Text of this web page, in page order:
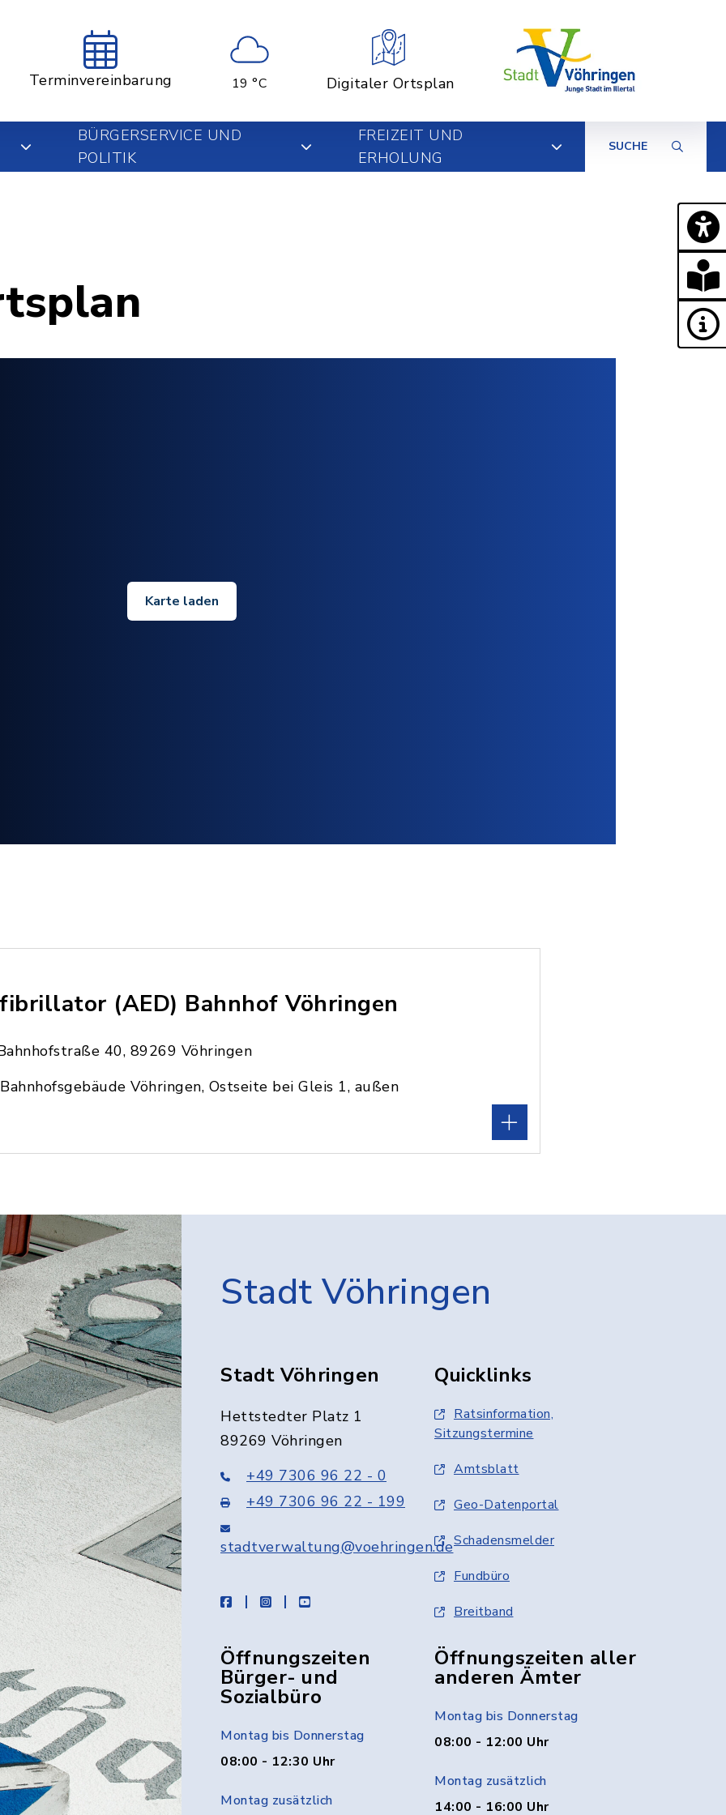
Terminvereinbarung 19 °C Digitaler Ortsplan
BÜRGERSERVICE UND
POLITIK
FREIZEIT UND
ERHOLUNG
SUCHE
Karte laden
(AED) Bahnhof Vöhringen
40, 89269 Vöhringen
Vöhringen, Ostseite bei Gleis 1, außen
Stadt Vöhringen
Stadt Vöhringen
Hettstedter Platz 1
89269 Vöhringen
+49 7306 96 22 - 0
+49 7306 96 22 - 199
stadtverwaltung@voehringen.de
facebookinstagramyoutube
Quicklinks
Ratsinformation,
Sitzungstermine
Amtsblatt
Geo-Datenportal
Schadensmelder
Fundbüro
Breitband
Öffnungszeiten
Bürger- und
Sozialbüro
Montag bis Donnerstag
08:00 - 12:30 Uhr
Montag zusätzlich
Öffnungszeiten aller
anderen Ämter
Montag bis Donnerstag
08:00 - 12:00 Uhr
Montag zusätzlich
14:00 - 16:00 Uhr